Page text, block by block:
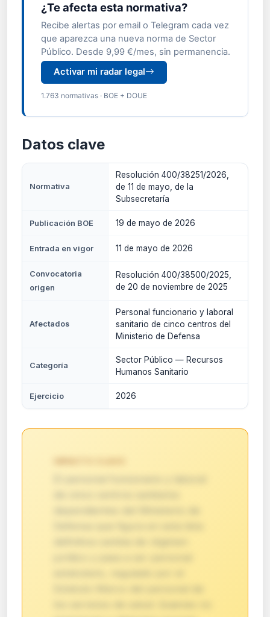
¿Te afecta esta normativa?
Recibe alertas por email o Telegram cada vez
que aparezca una nueva norma de Sector
Público. Desde 9,99 €/mes, sin permanencia.
Activar mi radar legal
1.763 normativas · BOE + DOUE
Datos clave
Normativa
Resolución 400/38251/2026,
de 11 de mayo, de la
Subsecretaría
Publicación BOE 19 de mayo de 2026
Entrada en vigor 11 de mayo de 2026
Convocatoria
origen
Resolución 400/38500/2025,
de 20 de noviembre de 2025
Afectados
Personal funcionario y laboral
sanitario de cinco centros del
Ministerio de Defensa
Categoría
Sector Público — Recursos
Humanos Sanitario
Ejercicio 2026